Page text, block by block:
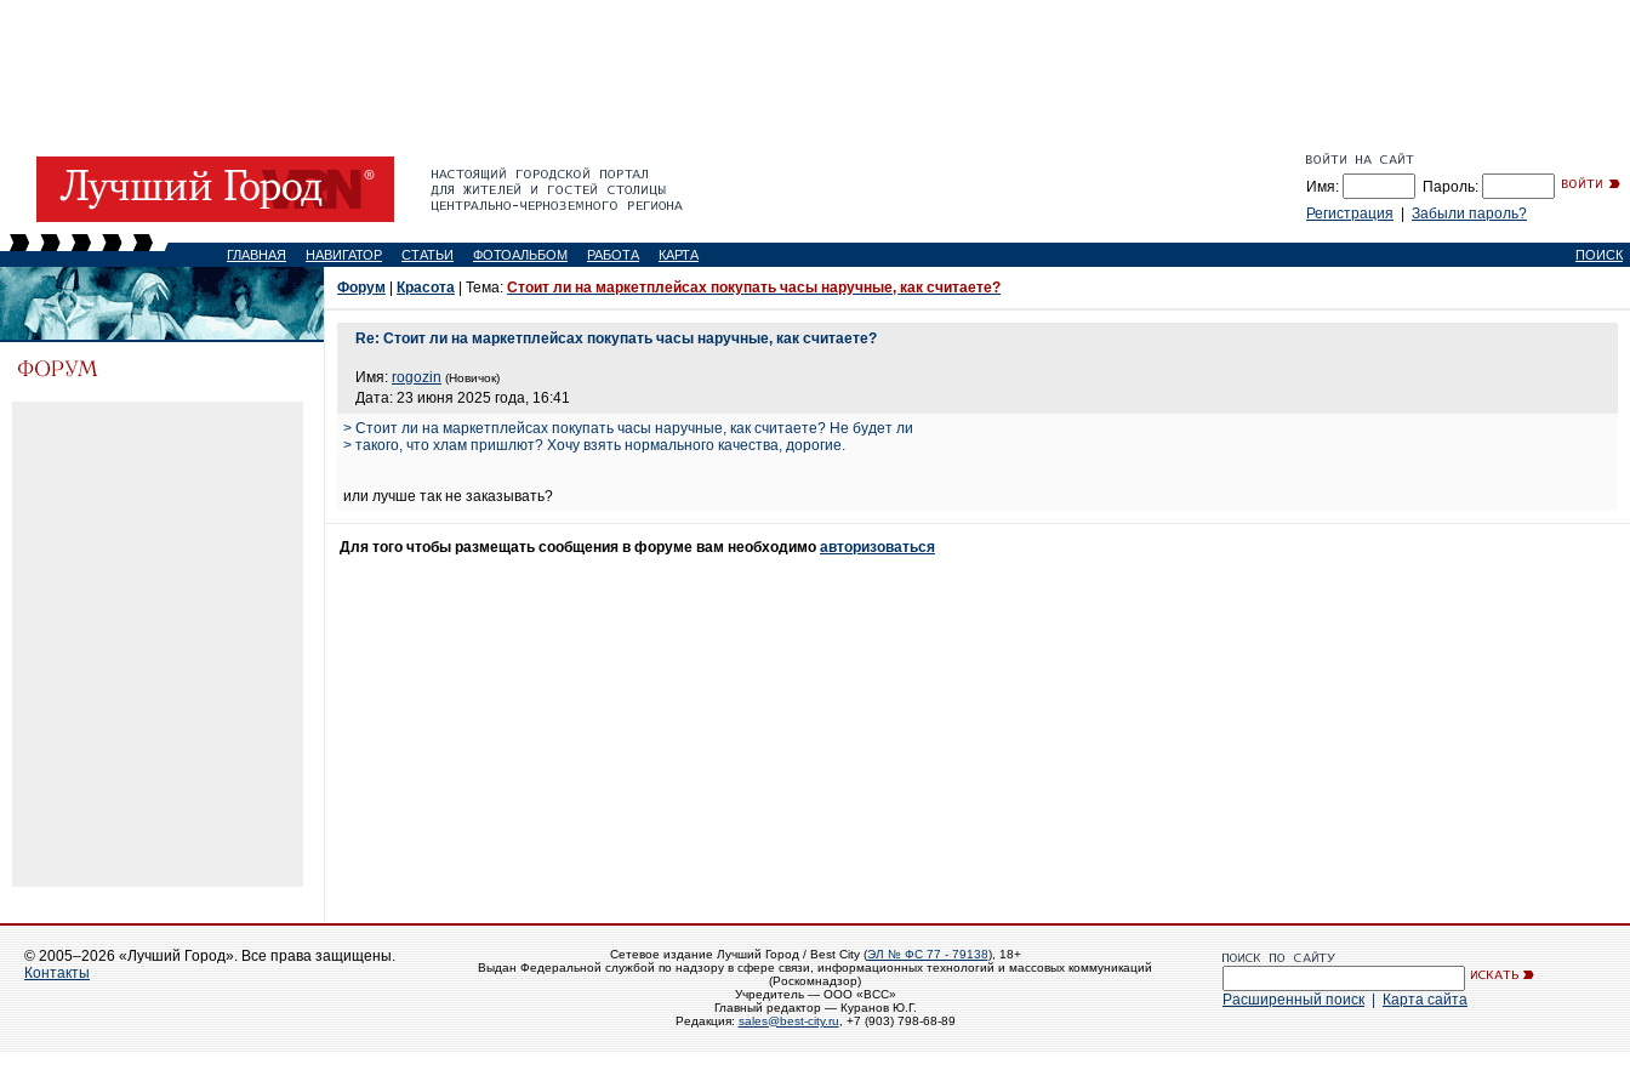
Имя:
Пароль:
Регистрация
Забыли пароль?
ГЛАВНАЯ НАВИГАТОР СТАТЬИ ФОТОАЛЬБОМ РАБОТА КАРТА ПОИСК
Форум Красота | Тема: Стоит ли на маркетплейсах покупать часы наручные, как считаете?
Re: Стоит ли на маркетплейсах покупать часы наручные, как считаете?
Имя: rogozin (Новичок)
Дата: 23 июня 2025 года, 16:41
> Стоит ли на маркетплейсах покупать часы наручные, как считаете? Не будет ли
> такого, что хлам пришлют? Хочу взять нормального качества, дорогие.
или лучше так не заказывать?
Для того чтобы размещать сообщения в форуме вам необходимо авторизоваться
© 2005–2026 «Лучший Город». Все права защищены.
Контакты
Сетевое издание Лучший Город / Best City (ЭЛ № ФС 77 - 79138), 18+
Выдан Федеральной службой по надзору в сфере связи, информационных технологий и массовых коммуникаций
(Роскомнадзор)
Учредитель — ООО «ВСС»
Главный редактор — Куранов Ю.Г.
Редакция: sales@best-city.ru , +7 (903) 798-68-89
Расширенный поиск Карта сайта